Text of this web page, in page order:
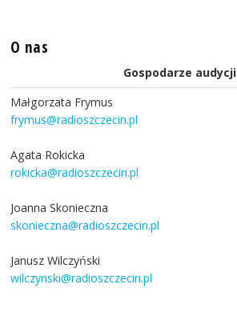
O nas
Gospodarze audycji
Małgorzata Frymus
frymus@radioszczecin.pl
Agata Rokicka
rokicka@radioszczecin.pl
Joanna Skonieczna
skonieczna@radioszczecin.pl
Janusz Wilczyński
wilczynski@radioszczecin.pl